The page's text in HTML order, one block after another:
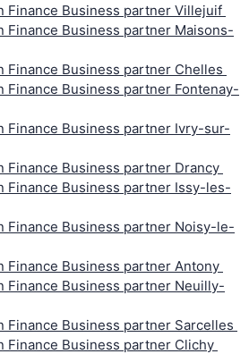
Finance Business partner Villejuif
Finance Business partner Maisons-
Finance Business partner Chelles
Finance Business partner Fontenay-
Finance Business partner Ivry-sur-
Finance Business partner Drancy
Finance Business partner Issy-les-
Finance Business partner Noisy-le-
Finance Business partner Antony
Finance Business partner Neuilly-
Finance Business partner Sarcelles
Finance Business partner Clichy